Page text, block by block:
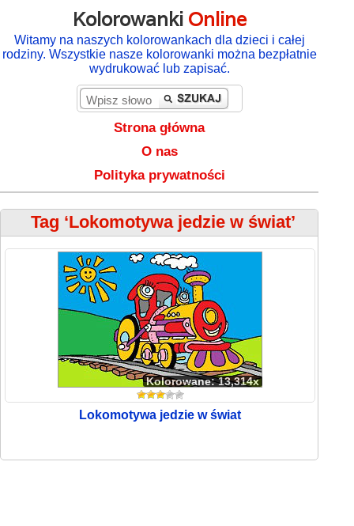
Kolorowanki Online
Witamy na naszych kolorowankach dla dzieci i całej
rodziny. Wszystkie nasze kolorowanki można bezpłatnie
wydrukować lub zapisać.
Strona główna
O nas
Polityka prywatności
Tag ‘Lokomotywa jedzie w świat’
Kolorowane: 13,314x
Lokomotywa jedzie w świat